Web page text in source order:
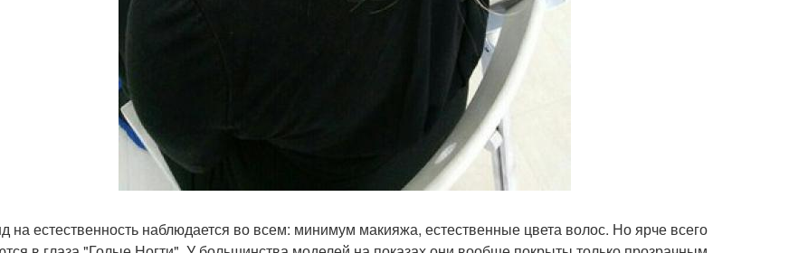
на естественность наблюдается во всем: минимум макияжа, естественные цвета волос. Но ярче всего